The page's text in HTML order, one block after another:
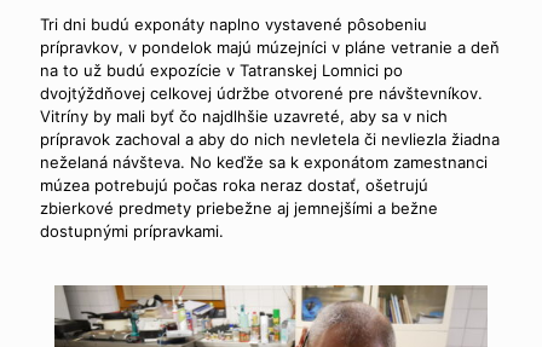
Tri dni budú exponáty naplno vystavené pôsobeniu
prípravkov, v pondelok majú múzejníci v pláne vetranie a deň
na to už budú expozície v Tatranskej Lomnici po
dvojtýždňovej celkovej údržbe otvorené pre návštevníkov.
Vitríny by mali byť čo najdlhšie uzavreté, aby sa v nich
prípravok zachoval a aby do nich nevletela či nevliezla žiadna
neželaná návšteva. No keďže sa k exponátom zamestnanci
múzea potrebujú počas roka neraz dostať, ošetrujú
zbierkové predmety priebežne aj jemnejšími a bežne
dostupnými prípravkami.